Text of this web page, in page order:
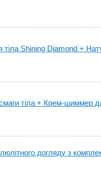
Shining Diamond +
тіла + Крем-шиммер
догляду з